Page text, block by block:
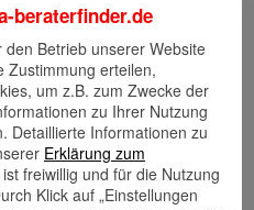
Rückrufwunsch
beraterfinder.de
Betrieb unserer Website
Zustimmung erteilen,
um z.B. zum Zwecke der
zu Ihrer Nutzung
Detaillierte Informationen zu
Erklärung zum
freiwillig und für die Nutzung
Klick auf „Einstellungen